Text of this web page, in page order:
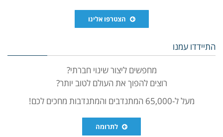
הצטרפו אלינו
התיידדו עמנו
מחפשים ליצור שינוי חברתי?
רוצים להפוך את העולם לטוב יותר?
מעל ל-65,000 המתנדבים והמתנדבות מחכים לכם!
לתרומה